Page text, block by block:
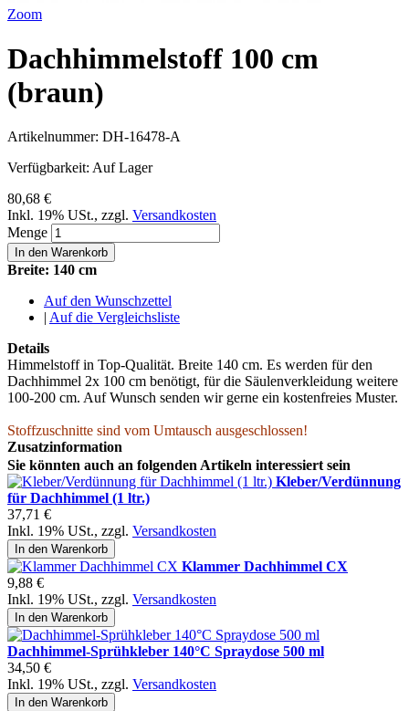
Zoom
Dachhimmelstoff 100 cm
(braun)
Artikelnummer: DH-16478-A
Verfügbarkeit: Auf Lager
80,68 €
Inkl. 19% USt., zzgl. Versandkosten
Menge
In den Warenkorb
Breite: 140 cm
Auf den Wunschzettel
| Auf die Vergleichsliste
Details
Himmelstoff in Top-Qualität. Breite 140 cm. Es werden für den
Dachhimmel 2x 100 cm benötigt, für die Säulenverkleidung weitere
100-200 cm. Auf Wunsch senden wir gerne ein kostenfreies Muster.
Stoffzuschnitte sind vom Umtausch ausgeschlossen!
Zusatzinformation
Sie könnten auch an folgenden Artikeln interessiert sein
Kleber/Verdünnung
für Dachhimmel (1 ltr.)
37,71 €
Inkl. 19% USt., zzgl. Versandkosten
In den Warenkorb
Klammer Dachhimmel CX
9,88 €
Inkl. 19% USt., zzgl. Versandkosten
In den Warenkorb
Dachhimmel-Sprühkleber 140°C Spraydose 500 ml
34,50 €
Inkl. 19% USt., zzgl. Versandkosten
In den Warenkorb